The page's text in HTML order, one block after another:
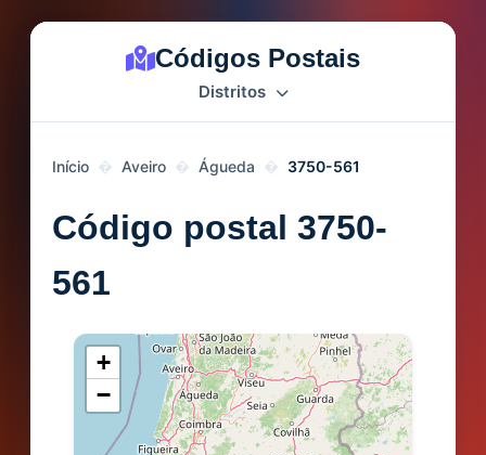
Códigos Postais
Distritos
Início Aveiro Águeda 3750-561
Código postal 3750-
561
+
−